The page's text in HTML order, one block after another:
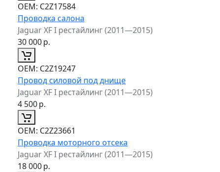
ОЕМ: C2Z17584
Проводка салона
Jaguar XF I рестайлинг (2011—2015)
30 000р.
ОЕМ: C2Z19247
Провод силовой под днище
Jaguar XF I рестайлинг (2011—2015)
4 500р.
ОЕМ: C2Z23661
Проводка моторного отсека
Jaguar XF I рестайлинг (2011—2015)
18 000р.